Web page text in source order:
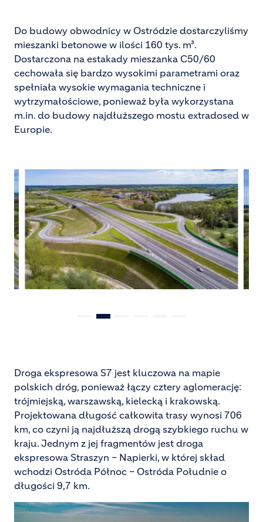
Do budowy obwodnicy w Ostródzie dostarczyliśmy
mieszanki betonowe w ilości 160 tys. m³.
Dostarczona na estakady mieszanka C50/60
cechowała się bardzo wysokimi parametrami oraz
spełniała wysokie wymagania techniczne i
wytrzymałościowe, ponieważ była wykorzystana
m.in. do budowy najdłuższego mostu extradosed w
Europie.
Droga ekspresowa S7 jest kluczowa na mapie
polskich dróg, ponieważ łączy cztery aglomerację:
trójmiejską, warszawską, kielecką i krakowską.
Projektowana długość całkowita trasy wynosi 706
km, co czyni ją najdłuższą drogą szybkiego ruchu w
kraju. Jednym z jej fragmentów jest droga
ekspresowa Straszyn – Napierki, w której skład
wchodzi Ostróda Północ – Ostróda Południe o
długości 9,7 km.